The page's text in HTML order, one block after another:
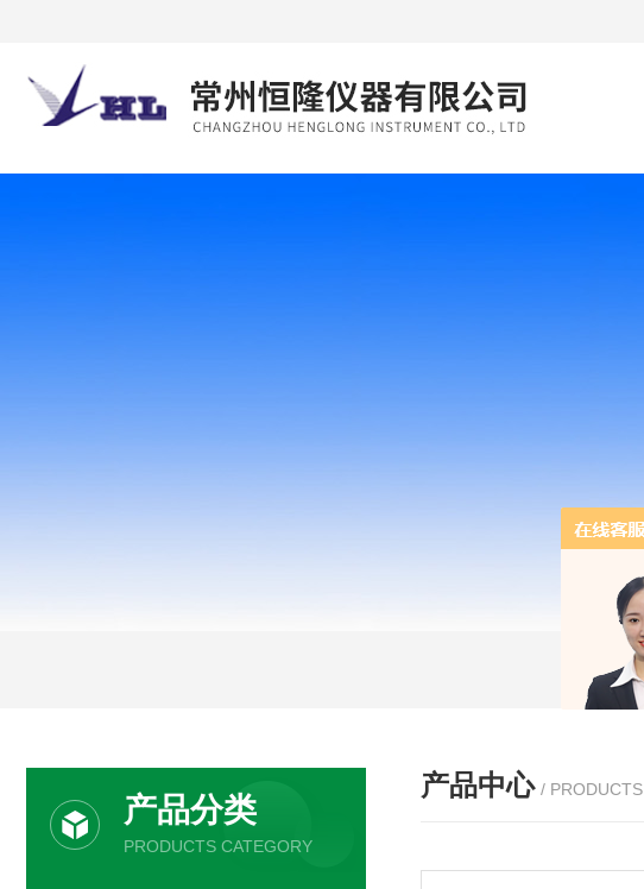
产品中心 / PRODUCTS
产品分类
PRODUCTS CATEGORY